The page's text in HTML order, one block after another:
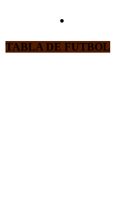
TABLA DE FUTBOL